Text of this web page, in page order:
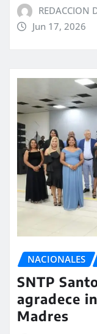
REDACCION
Jun 17, 2026
NACIONALES
SNTP
agradece
Madres